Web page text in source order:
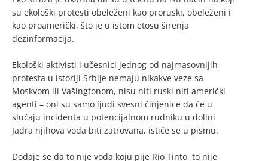
su ekološki protesti obeleženi kao proruski, obeleženi i
kao proamerički, što je u istom etosu širenja
dezinformacija.
Ekološki aktivisti i učesnici jednog od najmasovnijih
protesta u istoriji Srbije nemaju nikakve veze sa
Moskvom ili Vašingtonom, nisu niti ruski niti američki
agenti – oni su samo ljudi svesni činjenice da će u
slučaju incidenta u potencijalnom rudniku u dolini
Jadra njihova voda biti zatrovana, ističe se u pismu.
Dodaje se da to nije voda koju pije Rio Tinto, to nije